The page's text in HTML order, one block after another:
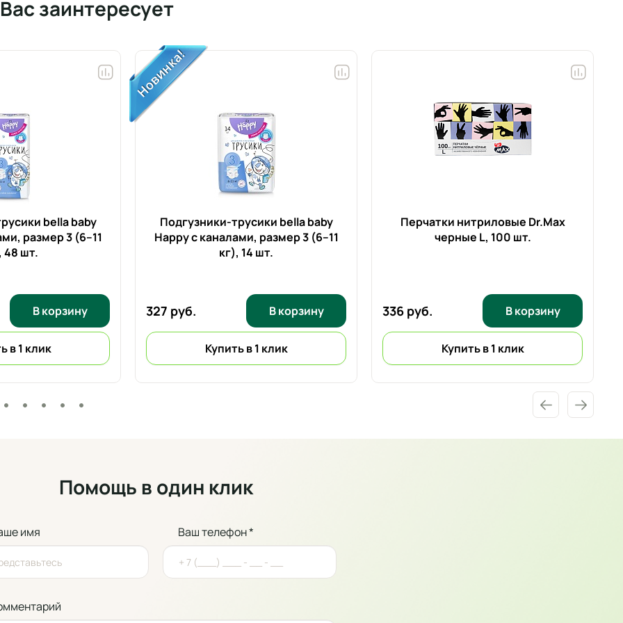
заинтересует
bella baby
размер 3 (6–11
48 шт.
В корзину
в 1 клик
Подгузники-трусики bella baby
Happy с каналами, размер 3 (6–11
кг), 14 шт.
327 руб. В корзину
Купить в 1 клик
Перчатки нитриловые Dr.Max
черные L, 100 шт.
336 руб. В корзину
Купить в 1 клик
Помощь в один клик
имя Ваш телефон *